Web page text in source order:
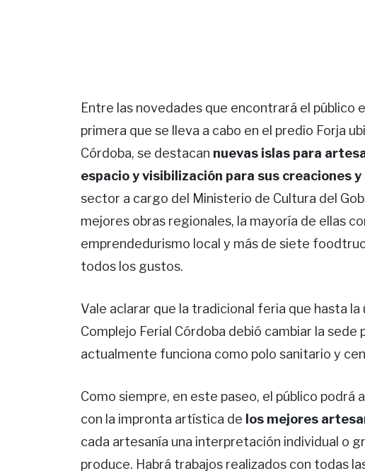
Entre las novedades que encontrará el público
primera que se lleva a cabo en el predio Forja
Córdoba, se destacan nuevas islas para
espacio y visibilización para sus creaciones
sector a cargo del Ministerio de Cultura del
mejores obras regionales, la mayoría de ellas
emprendedurismo local y más de siete
todos los gustos.
Vale aclarar que la tradicional feria que hasta
Complejo Ferial Córdoba debió cambiar la
actualmente funciona como polo sanitario y
Como siempre, en este paseo, el público
con la impronta artística de los mejores
cada artesanía una interpretación individual o
produce. Habrá trabajos realizados con todas